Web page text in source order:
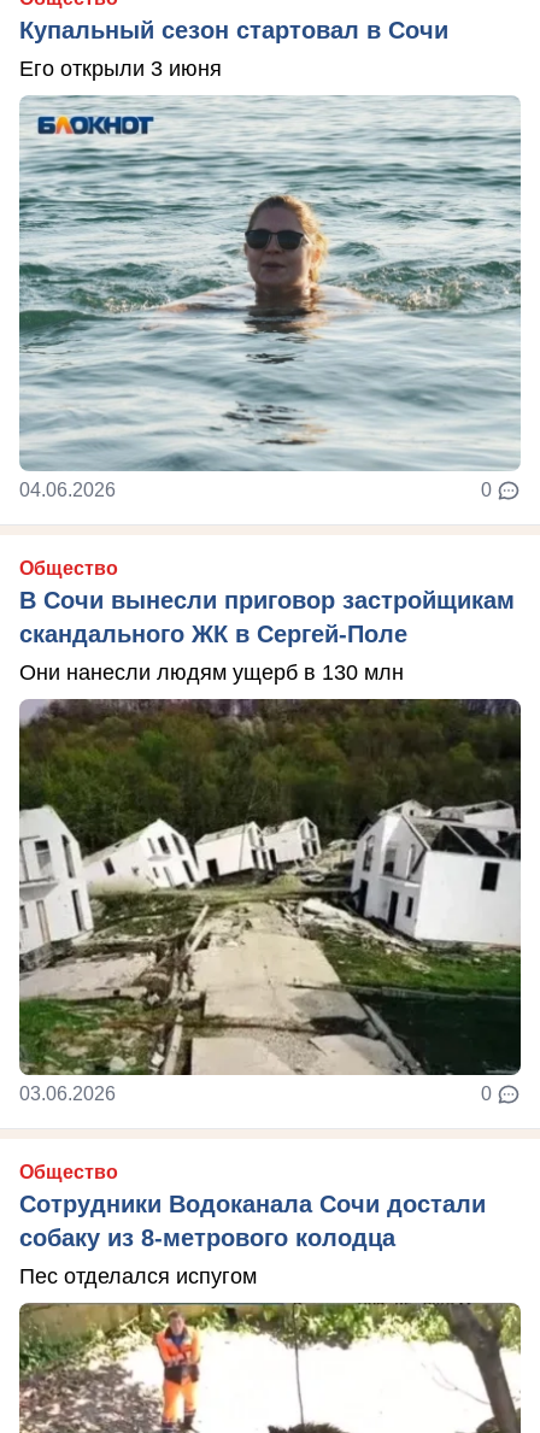
Купальный сезон стартовал в Сочи
Его открыли 3 июня
04.06.2026 0
Общество
В Сочи вынесли приговор застройщикам
скандального ЖК в Сергей-Поле
Они нанесли людям ущерб в 130 млн
03.06.2026 0
Общество
Сотрудники Водоканала Сочи достали
собаку из 8-метрового колодца
Пес отделался испугом